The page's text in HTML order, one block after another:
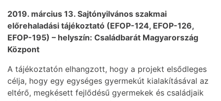
2019. március 13. Sajtónyilvános szakmai
előrehaladási tájékoztató (EFOP-124, EFOP-126,
EFOP-195) – helyszín: Családbarát Magyarország
Központ
A tájékoztatón elhangzott, hogy a projekt elsődleges
célja, hogy egy egységes gyermekút kialakításával az
eltérő, megkésett fejlődésű gyermekek és családjaik